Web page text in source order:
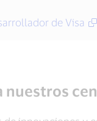
de Visa
nuestros